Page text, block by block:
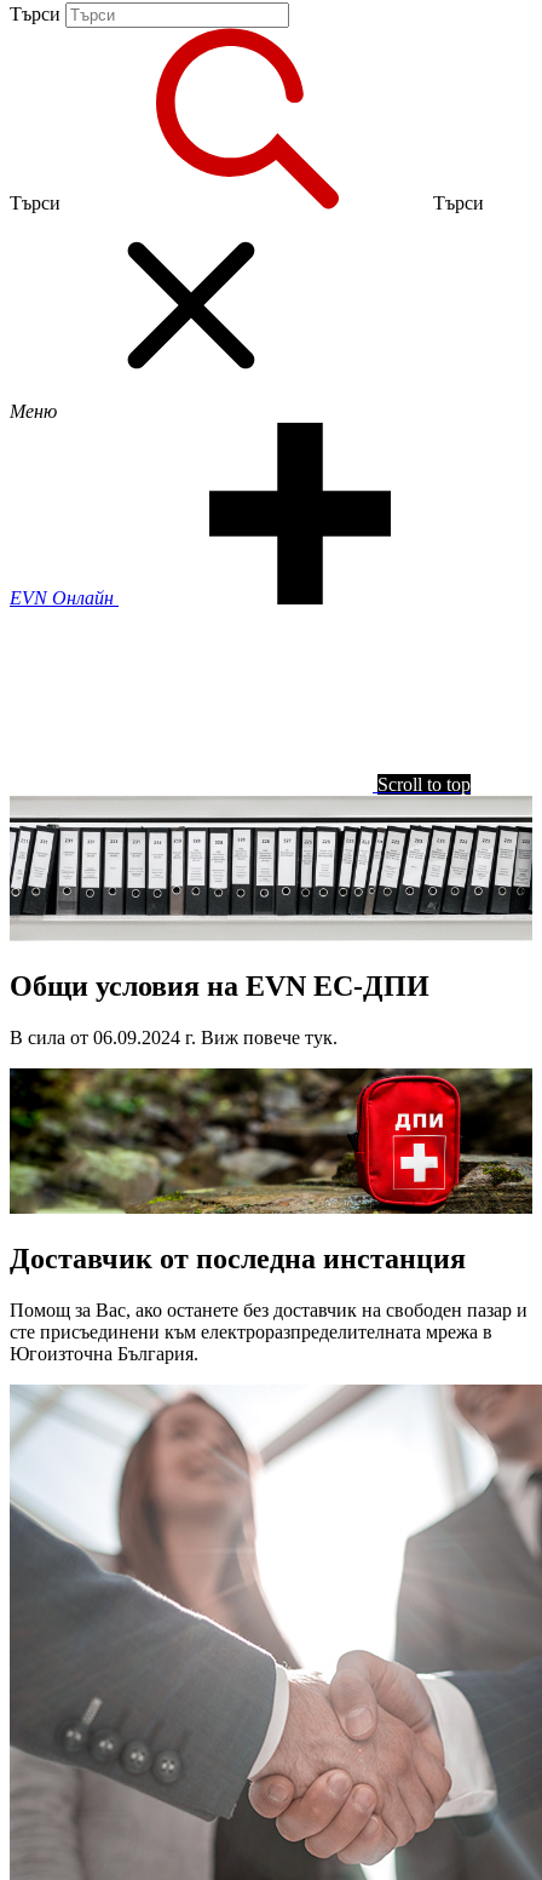
Търси
Търси Търси
Меню
EVN Онлайн
Scroll to top
Общи условия на EVN EC-ДПИ
В сила от 06.09.2024 г. Виж повече тук.
Доставчик от последна инстанция
Помощ за Вас, ако останете без доставчик на свободен пазар и
сте присъединени към електроразпределителната мрежа в
Югоизточна България.